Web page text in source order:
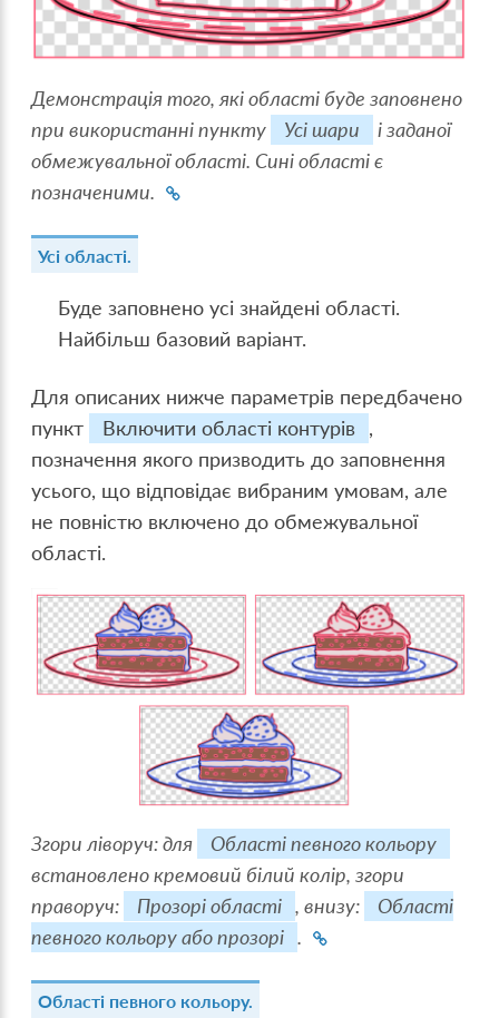
Демонстрація того, які області буде заповнено
при використанні пункту
Усі шари
і заданої
обмежувальної області. Сині області є
позначеними.
Усі області.
Буде заповнено усі знайдені області.
Найбільш базовий варіант.
Для описаних нижче параметрів передбачено
пункт
Включити області контурів
,
позначення якого призводить до заповнення
усього, що відповідає вибраним умовам, але
не повністю включено до обмежувальної
області.
Згори ліворуч: для
Області певного кольору
встановлено кремовий білий колір, згори
праворуч:
Прозорі області , внизу:
Області
певного кольору або прозорі .
Області певного кольору.